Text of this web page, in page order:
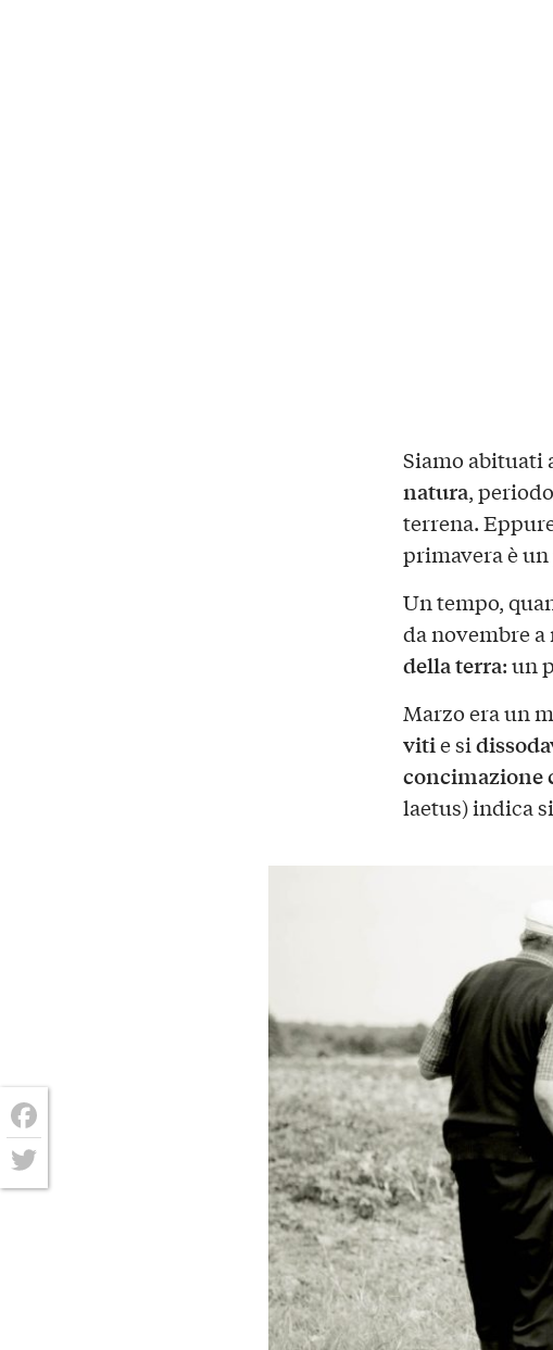
Siamo abituati
natura,
terrena.
primavera è
Un tempo,
da novembre
della terra: un
Marzo era un
vitie si
concimazione
laetus) indica
Facebook
Twitter